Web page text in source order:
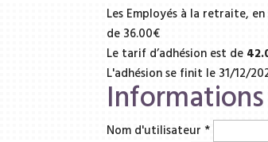
Les Employés à la retraite,
de 36.00€
Le tarif d’adhésion est de
L'adhésion se finit le 31/12/
Nom d'utilisateur *